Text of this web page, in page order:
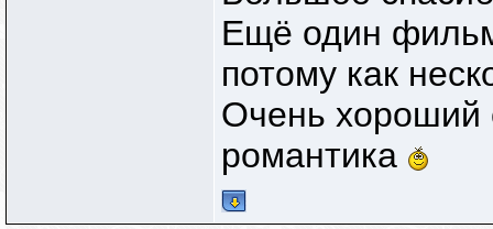
Ещё один
потому как
Очень хороший
романтика